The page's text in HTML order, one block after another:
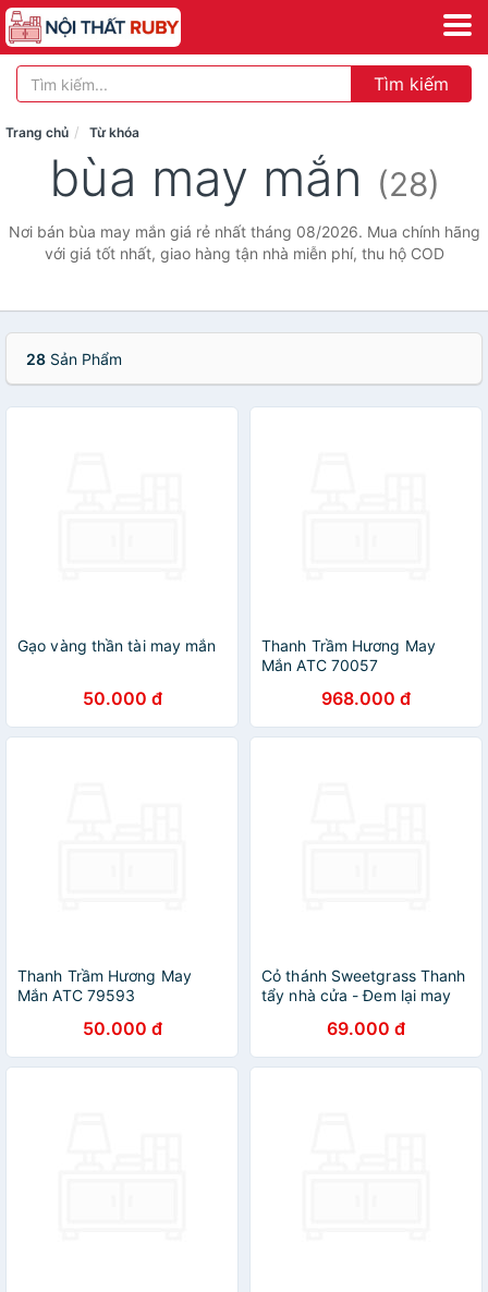
Tìm kiếm
Trang chủ Từ khóa
bùa may mắn (28)
Nơi bán bùa may mắn giá rẻ nhất tháng 08/2026. Mua chính hãng
với giá tốt nhất, giao hàng tận nhà miễn phí, thu hộ COD
28 Sản Phẩm
Gạo vàng thần tài may mắn
50.000 đ
Thanh Trầm Hương May
Mắn ATC 70057
968.000 đ
Thanh Trầm Hương May
Mắn ATC 79593
50.000 đ
Cỏ thánh Sweetgrass Thanh
tẩy nhà cửa - Đem lại may
69.000 đ